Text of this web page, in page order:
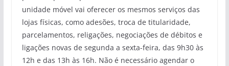
unidade móvel vai oferecer os mesmos serviços das
lojas físicas, como adesões, troca de titularidade,
parcelamentos, religações, negociações de débitos e
ligações novas de segunda a sexta-feira, das 9h30 às
12h e das 13h às 16h. Não é necessário agendar o